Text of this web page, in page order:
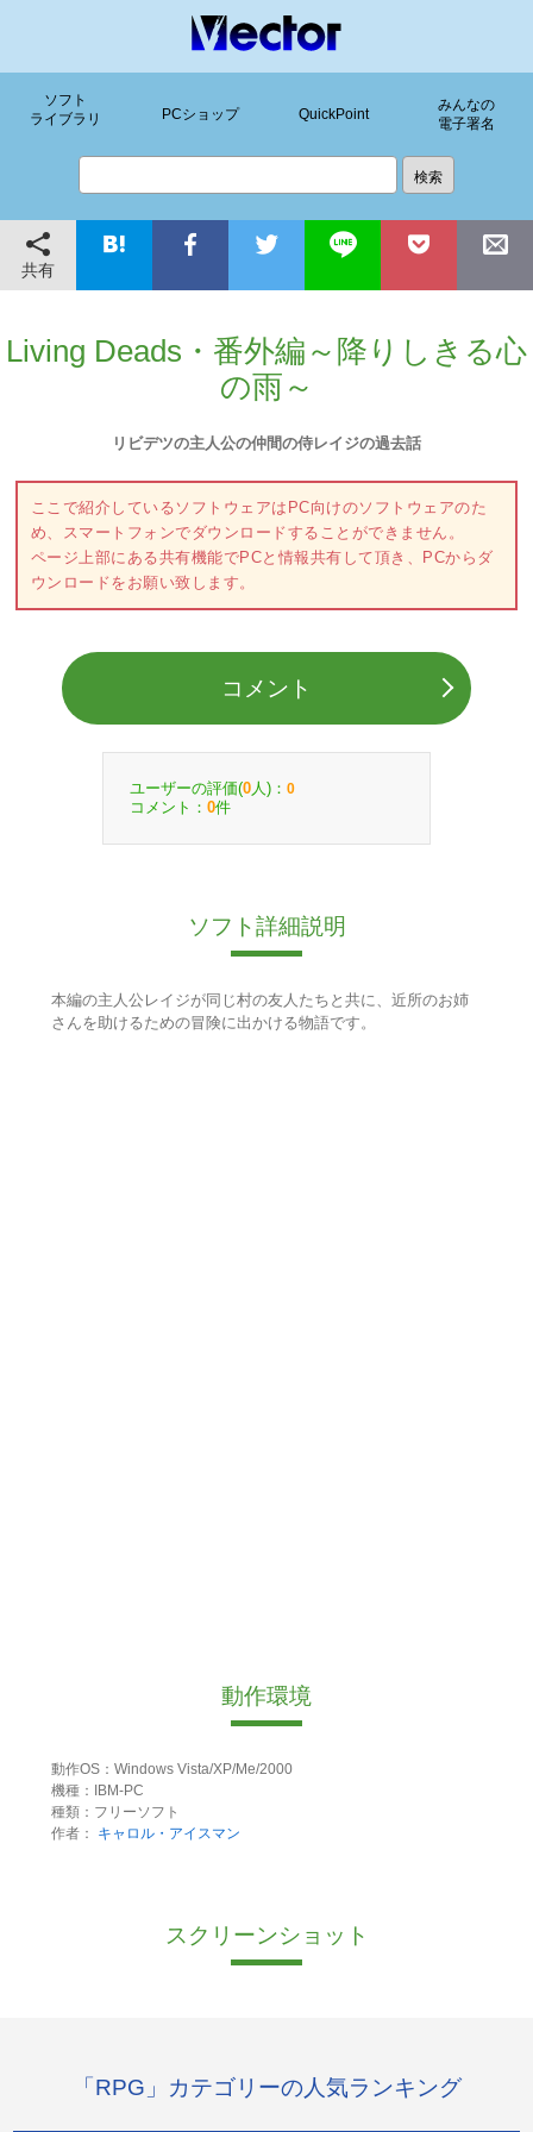
ソフト
ライブラリ
PCショップ QuickPoint
みんなの
電子署名
共有
Living Deads・番外編～降りしきる心
の雨～
リビデツの主人公の仲間の侍レイジの過去話
ここで紹介しているソフトウェアはPC向けのソフトウェアのた
め、スマートフォンでダウンロードすることができません。
ページ上部にある共有機能でPCと情報共有して頂き、PCからダ
ウンロードをお願い致します。
コメント
ユーザーの評価(0 人)： 0
コメント： 0件
ソフト詳細説明
本編の主人公レイジが同じ村の友人たちと共に、近所のお姉
さんを助けるための冒険に出かける物語です。
動作環境
動作OS：Windows Vista/XP/Me/2000
機種：IBM-PC
種類：フリーソフト
作者：
キャロル・アイスマン
スクリーンショット
「RPG」カテゴリーの人気ランキング